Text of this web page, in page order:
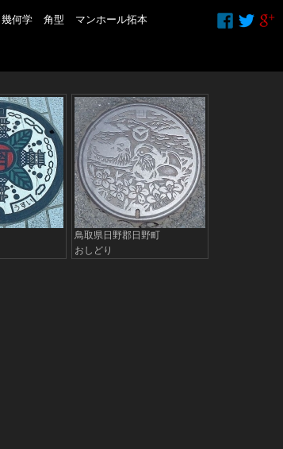
幾何学 角型 マンホール拓本
鳥取県日野郡日野町
おしどり